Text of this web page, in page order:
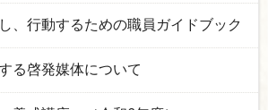
、行動するための職員ガイドブック
る啓発媒体について